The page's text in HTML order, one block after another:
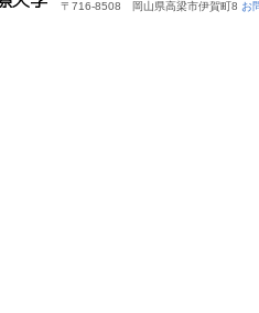
〒716-8508 岡山県高梁市伊賀町8 お